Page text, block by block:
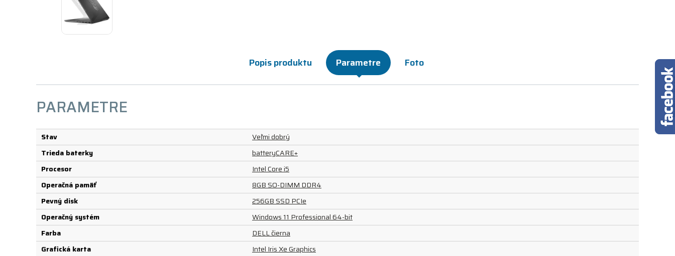
Popis produktu Parametre Foto
PARAMETRE
Stav
Veľmi dobrý
Trieda baterky
batteryCARE+
Procesor
Intel Core i5
Operačná pamäť
8GB SO-DIMM DDR4
Pevný disk
256GB SSD PCIe
Operačný systém
Windows 11 Professional 64-bit
Farba
DELL čierna
Grafická karta
Intel Iris Xe Graphics